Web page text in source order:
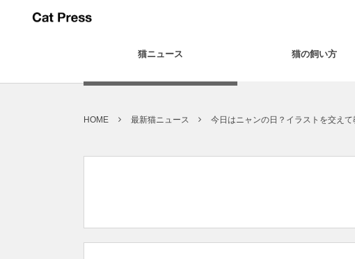
猫ニュース 猫の飼い方
HOME 最新猫ニュース 今日はニャンの日？イラストを交え